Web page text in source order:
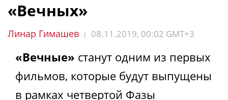
«Вечных»
Линар Гимашев | 08.11.2019, 00:02 GMT+3
«Вечные» станут одним из первых
фильмов, которые будут выпущены
в рамках четвертой Фазы